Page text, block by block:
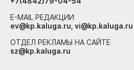
E-MAIL РЕДАКЦИИ
ev@kp.kaluga.ru, vi@kp.kaluga.ru
ОТДЕЛ РЕКЛАМЫ НА САЙТЕ
sz@kp.kaluga.ru